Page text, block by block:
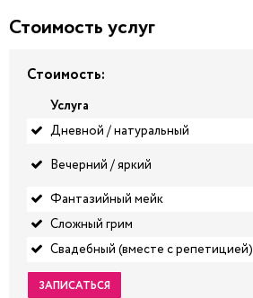
Стоимость услуг
Стоимость:
Услуга
Дневной / натуральный
Вечерний / яркий
Фантазийный мейк
Сложный грим
Свадебный (вместе с репетицией)
ЗАПИСАТЬСЯ